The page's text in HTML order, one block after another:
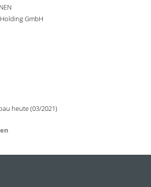
GmbH
heute (03/2021)